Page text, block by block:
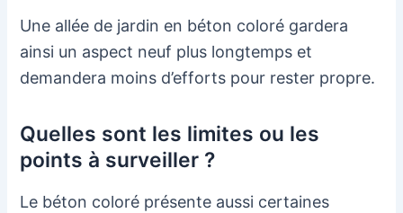
Une allée de jardin en béton coloré gardera
ainsi un aspect neuf plus longtemps et
demandera moins d’efforts pour rester propre.
Quelles sont les limites ou les
points à surveiller ?
Le béton coloré présente aussi certaines